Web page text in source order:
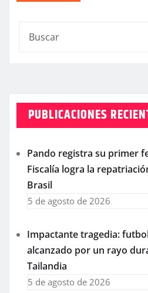
PUBLICACIONES
Pando registra su primer
Fiscalía logra la
Brasil
5 de agosto de 2026
Impactante tragedia:
alcanzado por un rayo
Tailandia
5 de agosto de 2026